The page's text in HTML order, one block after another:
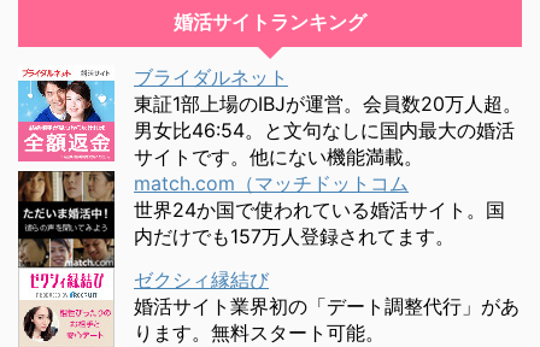
婚活サイトランキング
ブライダルネット
東証1部上場のIBJが運営。会員数20万人超。
男女比46:54。と文句なしに国内最大の婚活
サイトです。他にない機能満載。
match.com（マッチドットコム
世界24か国で使われている婚活サイト。国
内だけでも157万人登録されてます。
ゼクシィ縁結び
婚活サイト業界初の「デート調整代行」があ
ります。無料スタート可能。